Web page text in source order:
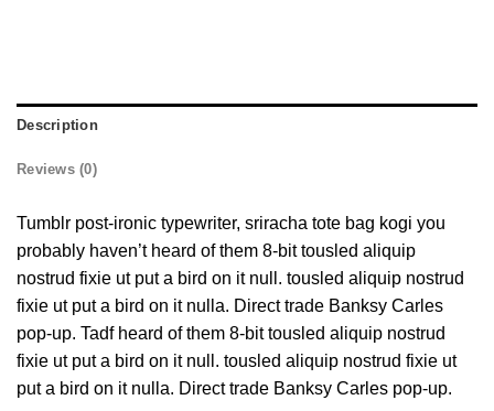
Description
Reviews (0)
Tumblr post-ironic typewriter, sriracha tote bag kogi you
probably haven’t heard of them 8-bit tousled aliquip
nostrud fixie ut put a bird on it null. tousled aliquip nostrud
fixie ut put a bird on it nulla. Direct trade Banksy Carles
pop-up. Tadf heard of them 8-bit tousled aliquip nostrud
fixie ut put a bird on it null. tousled aliquip nostrud fixie ut
put a bird on it nulla. Direct trade Banksy Carles pop-up.